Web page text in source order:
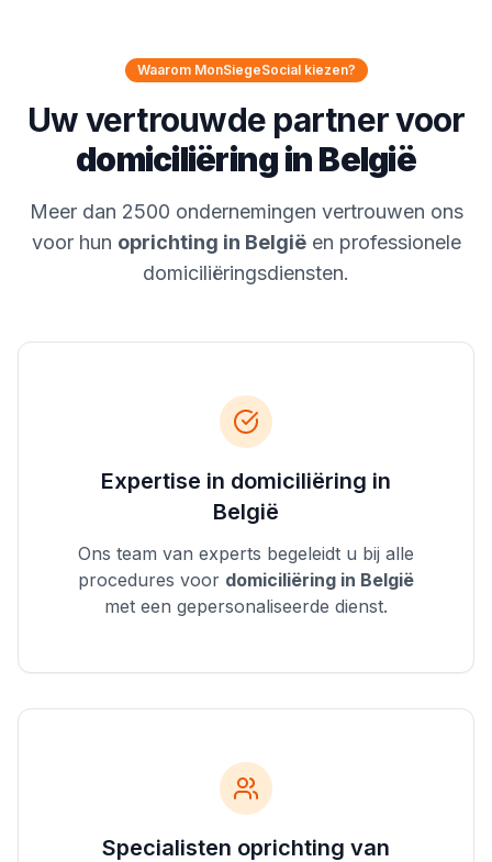
Waarom MonSiegeSocial kiezen?
Uw vertrouwde partner voor
domiciliëring in België
Meer dan 2500 ondernemingen vertrouwen ons
voor hun oprichting in Belgiëen professionele
domiciliëringsdiensten.
Expertise in domiciliëring in
België
Ons team van experts begeleidt u bij alle
procedures voor domiciliëring in België
met een gepersonaliseerde dienst.
Specialisten oprichting van